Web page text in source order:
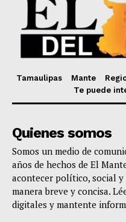
Tamaulipas Mante
Te puede
Quienes somos
Somos un medio de
años de hechos de El
acontecer político, social
manera breve y concisa.
digitales y mantente